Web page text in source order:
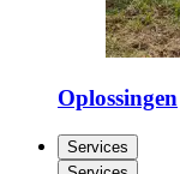
Oplossingen
Services